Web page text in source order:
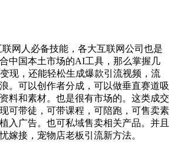
网人必备技能，各大互联网公司也是
中国本土市场的AI工具，那么掌握几
现，还能轻松生成爆款引流视频，流
。可以创作者分成，可以做垂直赛道吸
料和素材。也是很有市场的。这类成交
可带徒，可带课程，可陪跑，可售卖素
入广告。也可私域售卖相关产品。并且
嫁接，宠物店老板引流新方法。